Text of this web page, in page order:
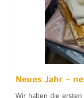
Neues Jahr –